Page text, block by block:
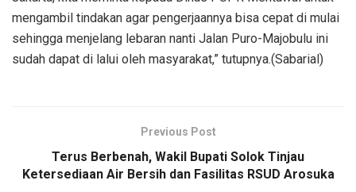
mengambil tindakan agar pengerjaannya bisa cepat di mulai
sehingga menjelang lebaran nanti Jalan Puro-Majobulu ini
sudah dapat di lalui oleh masyarakat,” tutupnya.(Sabarial)
Previous Post
Terus Berbenah, Wakil Bupati Solok Tinjau
Ketersediaan Air Bersih dan Fasilitas RSUD Arosuka